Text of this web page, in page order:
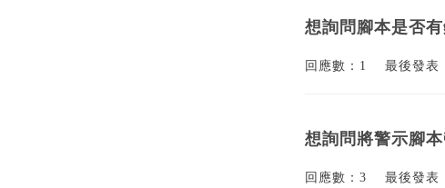
想詢問腳本是否
回應數：1 最後發表
想詢問將警示腳
回應數：3 最後發表